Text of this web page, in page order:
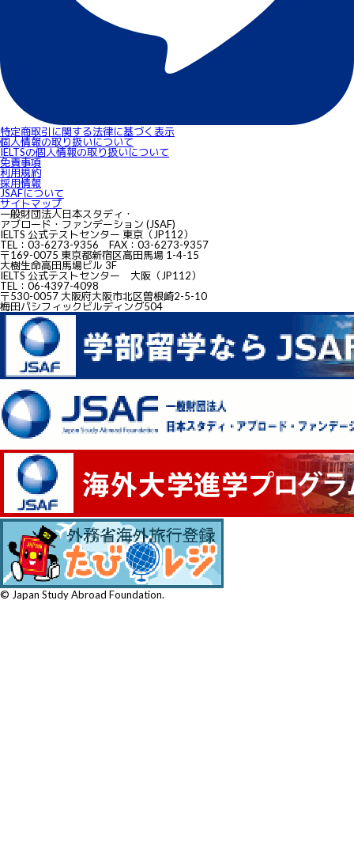
特定商取引に関する法律に基づく表示
個人情報の取り扱いについて
IELTSの個⼈情報の取り扱いについて
免責事項
利用規約
採用情報
JSAFについて
サイトマップ
一般財団法人日本スタディ・
アブロード・ファンデーション (JSAF)
IELTS 公式テストセンター 東京（JP112）
TEL：03-6273-9356 FAX：03-6273-9357
〒169-0075 東京都新宿区高田馬場 1-4-15
大樹生命高田馬場ビル 3F
IELTS 公式テストセンター 大阪（JP112）
TEL：06-4397-4098
〒530-0057 大阪府大阪市北区曽根崎2-5-10
梅田パシフィックビルディング504
© Japan Study Abroad Foundation.